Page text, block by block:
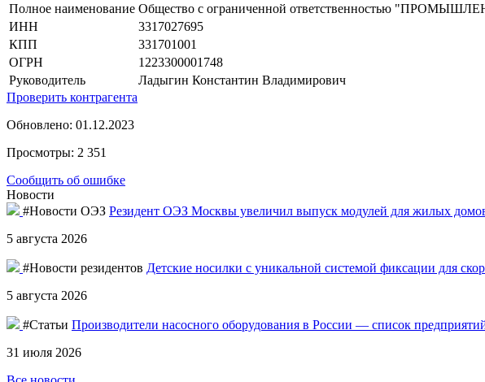
Полное наименование Общество с ограниченной ответственностью
ИНН
3317027695
КПП
331701001
ОГРН
1223300001748
Руководитель
Ладыгин Константин Владимирович
Проверить контрагента
Обновлено: 01.12.2023
Просмотры: 2 351
Сообщить об ошибке
Новости
#Новости ОЭЗ Резидент ОЭЗ Москвы увеличил выпуск модулей для жилых
5 августа 2026
#Новости резидентов Детские носилки с уникальной системой фиксации для
5 августа 2026
#Статьи Производители насосного оборудования в России — список
31 июля 2026